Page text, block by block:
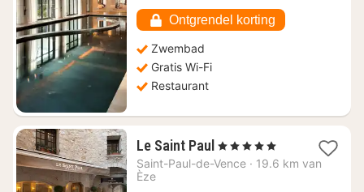
648,26
Ontgrendel korting
Zwembad
Gratis Wi-Fi
Restaurant
Le Saint Paul 1
nacht
, 5 Sterren
Saint-Paul-de-Vence · 19.6 km van
Èze